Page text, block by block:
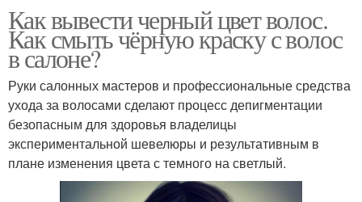
Как вывести черный цвет волос.
Как смыть чёрную краску с волос
в салоне?
Руки салонных мастеров и профессиональные средства
ухода за волосами сделают процесс депигментации
безопасным для здоровья владелицы
экспериментальной шевелюры и результативным в
плане изменения цвета с темного на светлый.